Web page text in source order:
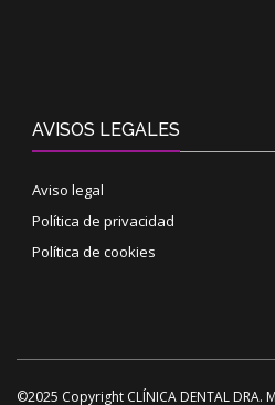
AVISOS LEGALES
Aviso legal
Política de privacidad
Política de cookies
©2025 Copyright CLÍNICA DENTAL DRA.